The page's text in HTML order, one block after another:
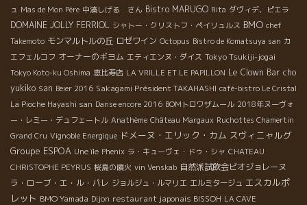
ュ Mas de Mon Père 中湊しげる さん Bistro MARUGO Rita ダヴィデ、ピエラ
DOMAINE JOLLY FERRIOL シャトー・クリストフ・ペイリュルス BMO chef
Takemoto モンマルトルの丘 ロゼワイン Octopus Bistro de Komatsuya san カ
エフェルコフ オーナーのギヨム エティエンヌ・ダイス Tokyo Tsukiji-jogai
Tokyo Koto-ku Oshima 恵比寿店 LA VRILLE ET LE PAPILLON Le Clown Bar cho
yukiko san Beier 2016 Sakagami Président TAKAHASHI café-bistro Le Cristal
La Pioche Hayashi san Danse encore 2016 BOMトロワザムール 2018年ヌーヴォ
ー・レミー・デュフェートル Anathème Château Margaux Ruchottes Chamertin
Grand Cru Vignoble Energique ドメーヌ・エリック・カム スヴィニャルグ
Groupe ESPOA Une île Phenix ラ・キューヴェ・ドゥ・シャ CHATEAU
CHRISTOPHE PEYRUS 桜島の噴火 vin Venskab 自然派試飲会ビオジョレーヌ
ラ・ローブ・エ・ル・パレ ジョルジュ・ルマリエ エルミタージュ エスカルポ
レット BMO Yamada Dijon restaurant japonais BISSOH LA CAVE